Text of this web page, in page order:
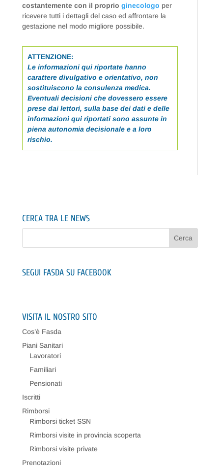
costantemente con il proprio ginecologo per
ricevere tutti i dettagli del caso ed affrontare la
gestazione nel modo migliore possibile.
ATTENZIONE:
Le informazioni qui riportate hanno
carattere divulgativo e orientativo, non
sostituiscono la consulenza medica.
Eventuali decisioni che dovessero essere
prese dai lettori, sulla base dei dati e delle
informazioni qui riportati sono assunte in
piena autonomia decisionale e a loro
rischio.
CERCA TRA LE NEWS
SEGUI FASDA SU FACEBOOK
VISITA IL NOSTRO SITO
Cos’è Fasda
Piani Sanitari
Lavoratori
Familiari
Pensionati
Iscritti
Rimborsi
Rimborsi ticket SSN
Rimborsi visite in provincia scoperta
Rimborsi visite private
Prenotazioni